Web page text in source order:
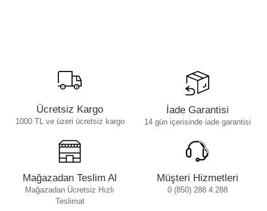
Ücretsiz Kargo
1000 TL ve üzeri ücretsiz kargo
İade Garantisi
14 gün içerisinde iade garantisi
Mağazadan Teslim Al
Mağazadan Ücretsiz Hızlı
Teslimat
Müşteri Hizmetleri
0 (850) 288 4 288